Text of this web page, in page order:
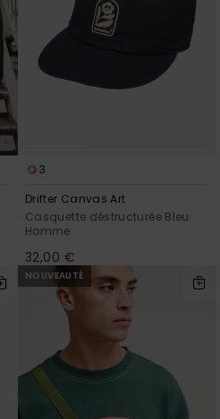
3
Drifter Canvas Art
Casquette déstructurée Bleu
Homme
32,00 €
NOUVEAUTÉ